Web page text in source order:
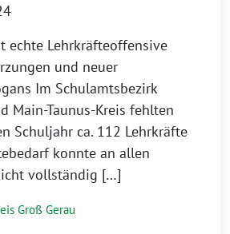
echte Lehrkräfteoffensive
und neuer
Im Schulamtsbezirk
Main-Taunus-Kreis fehlten
Schuljahr ca. 112 Lehrkräfte
konnte an allen
vollständig […]
Groß Gerau